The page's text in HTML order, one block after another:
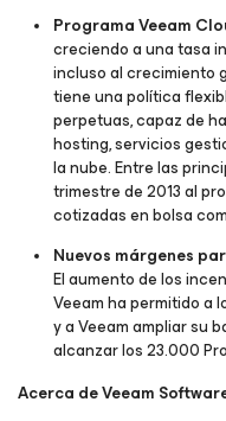
Programa Veeam
creciendo a una tasa
incluso al crecimiento
tiene una política
perpetuas, capaz de
hosting, servicios
la nube. Entre las
trimestre de 2013 al
cotizadas en bolsa
Nuevos márgenes
El aumento de los
Veeam ha permitido a
y a Veeam ampliar su
alcanzar los 23.000
Acerca de Veeam